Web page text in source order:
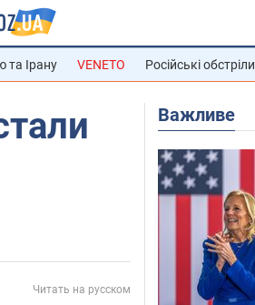
та Ірану VENETO Російські обстріли
Читать на русском
Важливе